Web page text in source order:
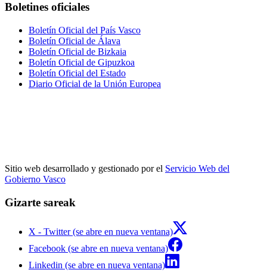
Boletines oficiales
Boletín Oficial del País Vasco
Boletín Oficial de Álava
Boletín Oficial de Bizkaia
Boletín Oficial de Gipuzkoa
Boletín Oficial del Estado
Diario Oficial de la Unión Europea
Sitio web desarrollado y gestionado por el Servicio Web del
Gobierno Vasco
Gizarte sareak
X - Twitter (se abre en nueva ventana)
Facebook (se abre en nueva ventana)
Linkedin (se abre en nueva ventana)